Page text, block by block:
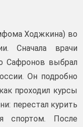
Ходжкина) во
Сначала врачи
Сафронов выбрал
Он подробно
проходил курсы
перестал курить
спортом. После